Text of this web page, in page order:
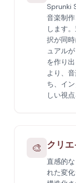
Sprunki
音楽制
します
択が同
ュアル
を作り
より、
ち、イ
しい視
🎨 クリ
直感的
れた変